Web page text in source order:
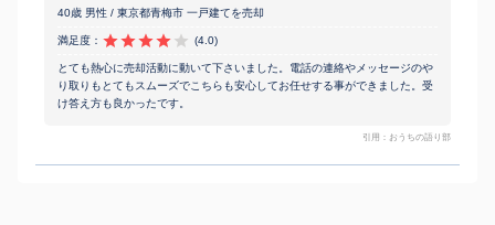
40歳 男性 / 東京都青梅市 一戸建てを売却
満足度： (4.0)
とても熱心に売却活動に動いて下さいました。電話の連絡やメッセージのや
り取りもとてもスムーズでこちらも安心してお任せする事ができました。受
け答え方も良かったです。
引用：おうちの語り部